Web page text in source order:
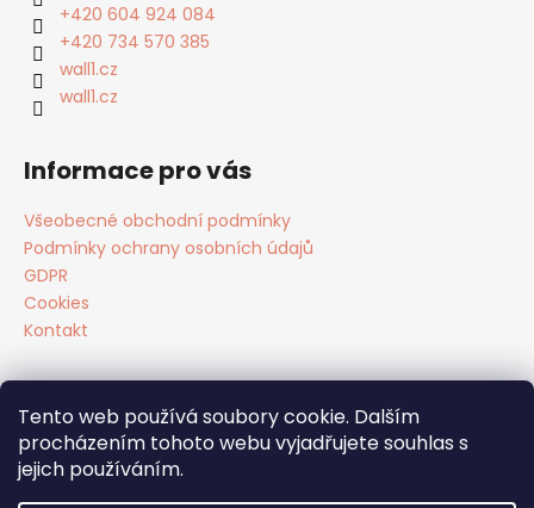
Tento web používá soubory cookie. Dalším
procházením tohoto webu vyjadřujete souhlas s
jejich používáním.
+420 604 924 084
+420 734 570 385
wall1.cz
wall1.cz
Informace pro vás
Všeobecné obchodní podmínky
Podmínky ochrany osobních údajů
GDPR
Cookies
Kontakt
Facebook